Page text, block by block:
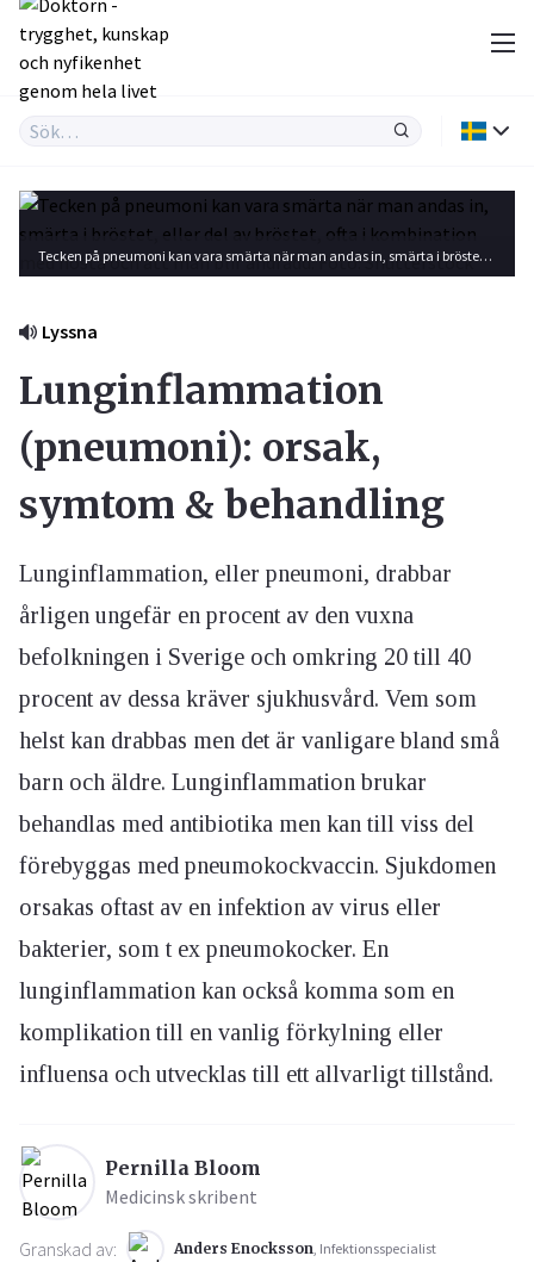
Tecken på pneumoni kan vara smärta när man andas in, smärta i bröstet, eller del av bröstet, ofta i kombination med hosta och att man blir andfådd. Foto: Shutterstock
Lyssna
Lunginflammation
(pneumoni): orsak,
symtom & behandling
Lunginflammation, eller pneumoni, drabbar
årligen ungefär en procent av den vuxna
befolkningen i Sverige och omkring 20 till 40
procent av dessa kräver sjukhusvård. Vem som
helst kan drabbas men det är vanligare bland små
barn och äldre. Lunginflammation brukar
behandlas med antibiotika men kan till viss del
förebyggas med pneumokockvaccin. Sjukdomen
orsakas oftast av en infektion av virus eller
bakterier, som t ex pneumokocker. En
lunginflammation kan också komma som en
komplikation till en vanlig förkylning eller
influensa och utvecklas till ett allvarligt tillstånd.
Pernilla Bloom
Medicinsk skribent
Granskad av: Anders Enocksson, Infektionsspecialist